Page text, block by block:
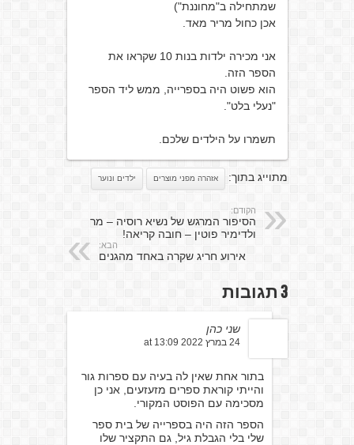
שמתחילה ב"מחוננת")
אכן כחול מריר מאד.
אני מכירה ילדות בנות 10 שקראו את
הספר הזה.
הוא פשוט היה בספרייה, ממש ליד הספר
"נעלי בלט".
תשמרו על הילדים שלכם.
מתוייג בתוך: אזהרה מפני מוצרים ילדים ונוער
הקודם:
הסיפור המרגש של נשיא רוסיה – מר
ולדימיר פוטין – חובה קריאה!
הבא:
אירוע חריג שקרה באחד מהגנים
3 תגובות
שני כהן
24 במרץ 2022 at 13:09
בתור אחת שאין לה בעיה עם ספרות גור
והייתי קוראת ספרים מזעזעים, אני כן
מסכימה עם הפוסט המקורי.
הספר הזה היה בספרייה של בית ספר
שלי בלי הגבלת גיל, גם התקציר שלו